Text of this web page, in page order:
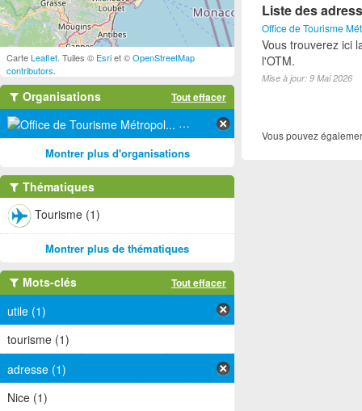
Liste des
Office de Tourisme
Vous trouverez ici
l'OTM.
Mise à jour: 9 Mai 2026
Vous pouvez
CarteLeaflet . Tuiles © Esriet ©OpenStreetMap
contributors
Organisations Tout effacer
Office de Tourisme Métropol... (1)
Montrer plus d'organisations
Thématiques
Tourisme (1)
Montrer plus de thématiques
Mots-clés Tout effacer
utile (1)
tourisme (1)
adresse (1)
Nice (1)